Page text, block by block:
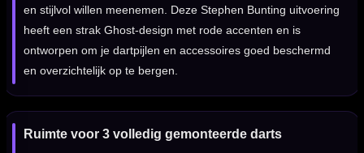
en stijlvol willen meenemen. Deze Stephen Bunting uitvoering
heeft een strak Ghost-design met rode accenten en is
ontworpen om je dartpijlen en accessoires goed beschermd
en overzichtelijk op te bergen.
Ruimte voor 3 volledig gemonteerde darts